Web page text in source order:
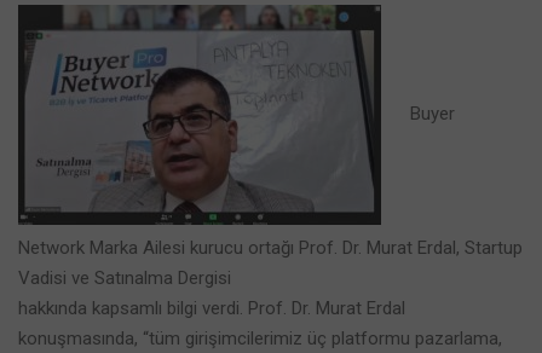
Buyer
Network Marka Ailesi kurucu ortağı Prof. Dr. Murat Erdal, Startup
Vadisi ve Satınalma Dergisi
hakkında kapsamlı bilgi verdi. Prof. Dr. Murat Erdal
konuşmasında, “tüm girişimcilerimiz üç platformu pazarlama,